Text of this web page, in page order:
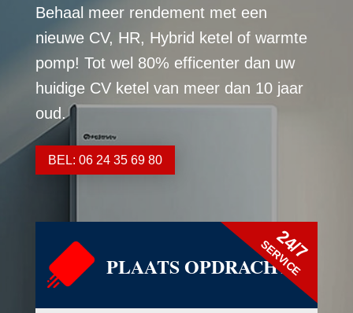
Behaal meer rendement met een
nieuwe CV, HR, Hybrid ketel of warmte
pomp! Tot wel 80% efficenter dan uw
huidige CV ketel van meer dan 10 jaar
oud.
BEL: 06 24 35 69 80
PLAATS OPDRACHT
24/7
SERVICE